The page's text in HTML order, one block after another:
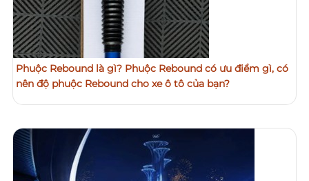
Phuộc Rebound là gì? Phuộc Rebound có ưu điểm gì, có
nên độ phuộc Rebound cho xe ô tô của bạn?